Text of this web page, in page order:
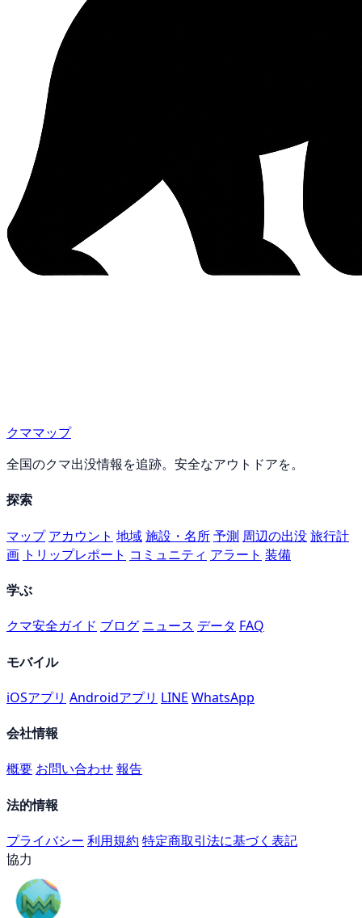
クママップ
全国のクマ出没情報を追跡。安全なアウトドアを。
探索
マップ アカウント 地域施設・名所予測 周辺の出没旅行計
画 トリップレポート コミュニティ アラート 装備
学ぶ
クマ安全ガイド ブログ ニュース データ FAQ
モバイル
iOSアプリ Androidアプリ LINE WhatsApp
会社情報
概要 お問い合わせ報告
法的情報
プライバシー 利用規約 特定商取引法に基づく表記
協力